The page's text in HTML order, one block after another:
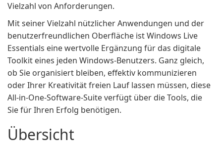
Vielzahl von Anforderungen.
Mit seiner Vielzahl nützlicher Anwendungen und der
benutzerfreundlichen Oberfläche ist Windows Live
Essentials eine wertvolle Ergänzung für das digitale
Toolkit eines jeden Windows-Benutzers. Ganz gleich,
ob Sie organisiert bleiben, effektiv kommunizieren
oder Ihrer Kreativität freien Lauf lassen müssen, diese
All-in-One-Software-Suite verfügt über die Tools, die
Sie für Ihren Erfolg benötigen.
Übersicht